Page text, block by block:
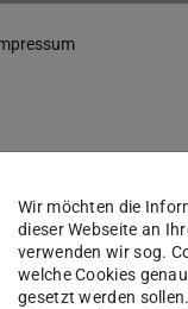
von:
Wir möchten die
dieser Webseite an
verwenden wir sog.
welche Cookies
gesetzt werden sollen.